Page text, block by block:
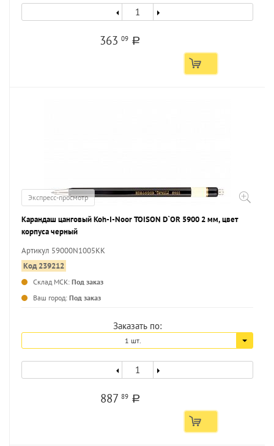
36309 a
Экспресс-просмотр
Карандаш цанговый Koh-I-Noor TOISON D`OR 5900 2 мм, цвет
корпуса черный
Артикул 59000N1005KK
Код 239212
Склад МСК: Под заказ
Ваш город: Под заказ
Заказать по:
1 шт.
887 89 a